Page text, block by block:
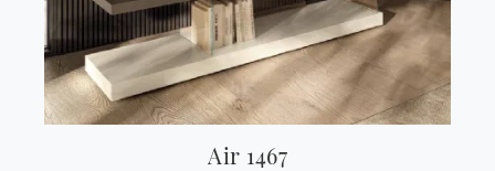
Air 1467